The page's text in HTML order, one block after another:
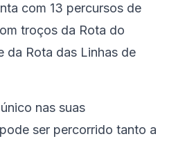
com 13 percursos de
troços da Rota do
da Rota das Linhas de
nas suas
ser percorrido tanto a